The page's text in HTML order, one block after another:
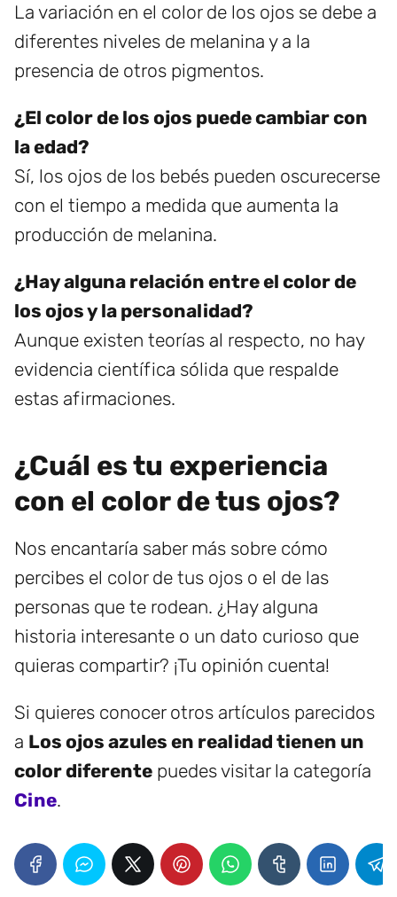
La variación en el color de los ojos se debe a
diferentes niveles de melanina y a la
presencia de otros pigmentos.
¿El color de los ojos puede cambiar con
la edad?
Sí, los ojos de los bebés pueden oscurecerse
con el tiempo a medida que aumenta la
producción de melanina.
¿Hay alguna relación entre el color de
los ojos y la personalidad?
Aunque existen teorías al respecto, no hay
evidencia científica sólida que respalde
estas afirmaciones.
¿Cuál es tu experiencia
con el color de tus ojos?
Nos encantaría saber más sobre cómo
percibes el color de tus ojos o el de las
personas que te rodean. ¿Hay alguna
historia interesante o un dato curioso que
quieras compartir? ¡Tu opinión cuenta!
Si quieres conocer otros artículos parecidos
a Los ojos azules en realidad tienen un
color diferente puedes visitar la categoría
Cine.